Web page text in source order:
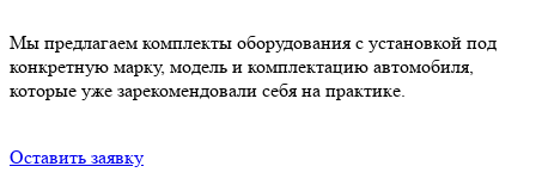
Мы предлагаем комплекты оборудования с установкой под
конкретную марку, модель и комплектацию автомобиля,
которые уже зарекомендовали себя на практике.
Оставить заявку